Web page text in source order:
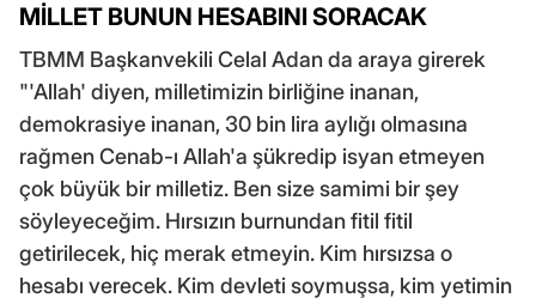
MİLLET BUNUN HESABINI SORACAK
TBMM Başkanvekili Celal Adan da araya girerek
"'Allah' diyen, milletimizin birliğine inanan,
demokrasiye inanan, 30 bin lira aylığı olmasına
rağmen Cenab-ı Allah'a şükredip isyan etmeyen
çok büyük bir milletiz. Ben size samimi bir şey
söyleyeceğim. Hırsızın burnundan fitil fitil
getirilecek, hiç merak etmeyin. Kim hırsızsa o
hesabı verecek. Kim devleti soymuşsa, kim yetimin